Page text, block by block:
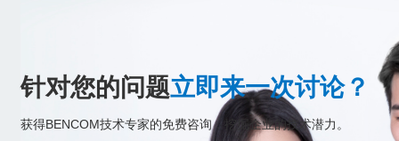
针对您的问题立即来一次讨论？
获得BENCOM技术专家的免费咨询，挖掘企业的技术潜力。